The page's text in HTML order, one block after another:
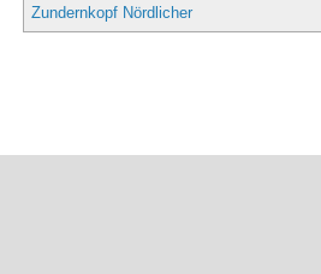
Zundernkopf Nördlicher